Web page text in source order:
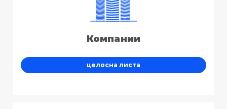
Компании
целосна листа